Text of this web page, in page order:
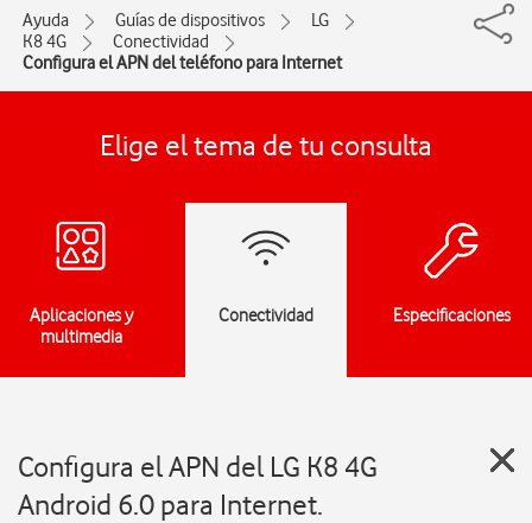
Ayuda Guías de dispositivos
LG
K8 4G
Conectividad
Configura el APN del teléfono para Internet
Elige el tema de tu consulta
Aplicaciones y
multimedia
Conectividad Especificaciones
Configura el APN del LG K8 4G
Android 6.0 para Internet.